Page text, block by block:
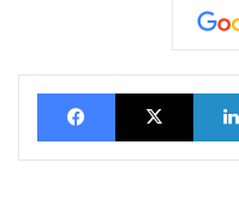
FacebookX